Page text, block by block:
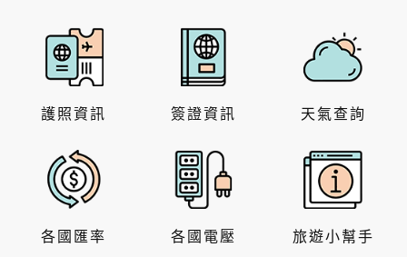
護照資訊 簽證資訊 天氣查詢
各國匯率 各國電壓 旅遊小幫手